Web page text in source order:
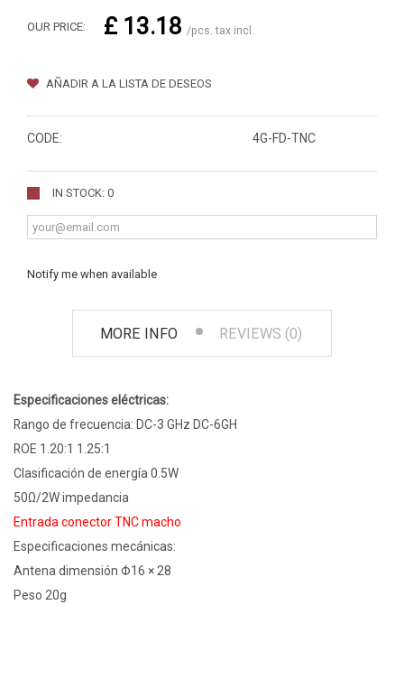
OUR PRICE: £ 13.18 /pcs. tax incl.
AÑADIR A LA LISTA DE DESEOS
CODE: 4G-FD-TNC
IN STOCK: 0
Notify me when available
MORE INFO REVIEWS (0)
Especificaciones eléctricas:
Rango de frecuencia: DC-3 GHz DC-6GH
ROE 1.20:1 1.25:1
Clasificación de energía 0.5W
50Ω/2W impedancia
Entrada conector TNC macho
Especificaciones mecánicas:
Antena dimensión Φ16 × 28
Peso 20g